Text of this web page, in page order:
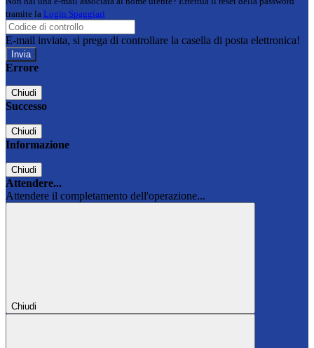
tramite la Login Spaggiari
E-mail inviata, si prega di controllare la casella di posta elettronica!
Errore
Chiudi
Successo
Chiudi
Informazione
Chiudi
Attendere...
Attendere il completamento dell'operazione...
Chiudi